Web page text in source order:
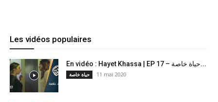
Les vidéos populaires
En vidéo : Hayet Khassa | EP 17 – حياة خاصة...
حياة خاصة 11 mai 2020